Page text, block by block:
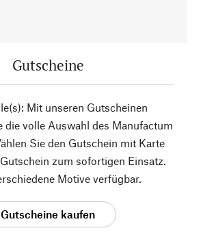
Gutscheine
Mit unseren Gutscheinen
die volle Auswahl des Manufactum
Sie den Gutschein mit Karte
zum sofortigen Einsatz.
Motive verfügbar.
Gutscheine kaufen